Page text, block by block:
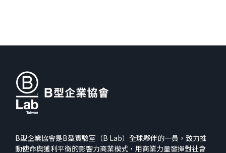
B型企業協會是B型實驗室（B Lab）全球夥伴的一員，致力推
動使命與獲利平衡的影響力商業模式，用商業力量發揮對社會